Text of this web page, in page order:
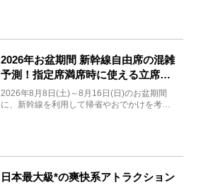
2026年お盆期間 新幹線自由席の混雑
予測！指定席満席時に使える立席特
急券も解説
2026年8月8日(土)～8月16日(日)のお盆期間
に、新幹線を利用して帰省やおでかけを考え
日本最大級*の爽快系アトラクション